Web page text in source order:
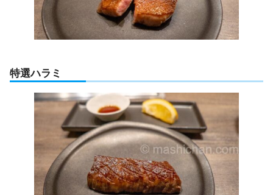
特選ハラミ